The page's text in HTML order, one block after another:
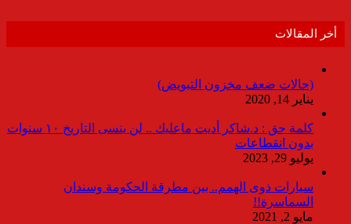
أخر المقالات
(حالات ضعف مخزون التبويض)
يناير 14, 2020
كلمة حق : د.شاكر أديت ماعليك .. لن ينسى التاريخ ١٠ سنوات
بدون انقطاعات
يوليو 29, 2023
سيارات ذوى الهمم.. بين مطرقة الحكومة وسندان
السماسرة!!
مايو 2, 2021